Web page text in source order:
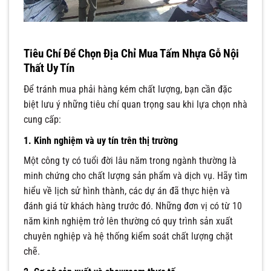
Tiêu Chí Để Chọn Địa Chỉ Mua Tấm Nhựa Gỗ Nội
Thất Uy Tín
Để tránh mua phải hàng kém chất lượng, bạn cần đặc
biệt lưu ý những tiêu chí quan trọng sau khi lựa chọn nhà
cung cấp:
1. Kinh nghiệm và uy tín trên thị trường
Một công ty có tuổi đời lâu năm trong ngành thường là
minh chứng cho chất lượng sản phẩm và dịch vụ. Hãy tìm
hiểu về lịch sử hình thành, các dự án đã thực hiện và
đánh giá từ khách hàng trước đó. Những đơn vị có từ 10
năm kinh nghiệm trở lên thường có quy trình sản xuất
chuyên nghiệp và hệ thống kiểm soát chất lượng chặt
chẽ.